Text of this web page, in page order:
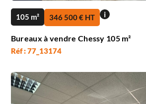
105 m² 346 500 € HT i
Bureaux à vendre Chessy 105 m²
Réf : 77_13174